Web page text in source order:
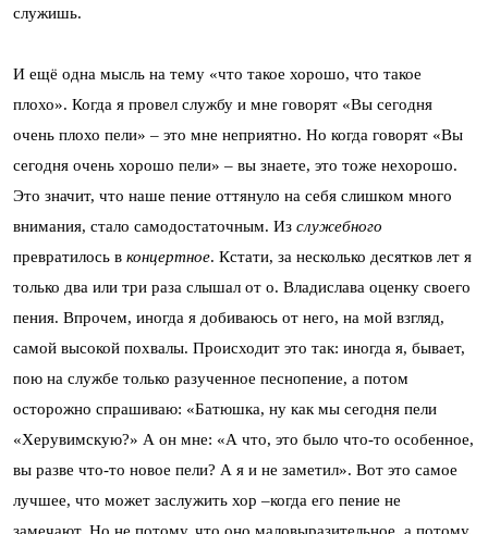
служишь.
И ещё одна мысль на тему «что такое хорошо, что такое
плохо». Когда я провел службу и мне говорят «Вы сегодня
очень плохо пели» – это мне неприятно. Но когда говорят «Вы
сегодня очень хорошо пели» – вы знаете, это тоже нехорошо.
Это значит, что наше пение оттянуло на себя слишком много
внимания, стало самодостаточным. Из служебного
превратилось в концертное. Кстати, за несколько десятков лет я
только два или три раза слышал от о. Владислава оценку своего
пения. Впрочем, иногда я добиваюсь от него, на мой взгляд,
самой высокой похвалы. Происходит это так: иногда я, бывает,
пою на службе только разученное песнопение, а потом
осторожно спрашиваю: «Батюшка, ну как мы сегодня пели
«Херувимскую?» А он мне: «А что, это было что-то особенное,
вы разве что-то новое пели? А я и не заметил». Вот это самое
лучшее, что может заслужить хор –когда его пение не
замечают. Но не потому, что оно маловыразительное, а потому,